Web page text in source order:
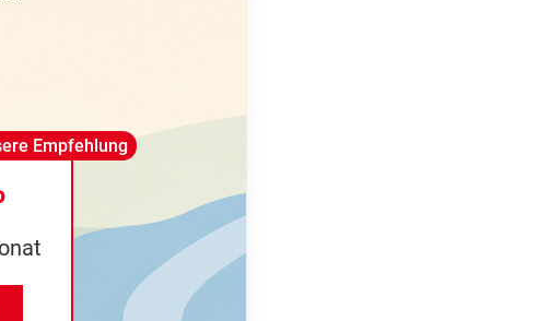
Empfehlung